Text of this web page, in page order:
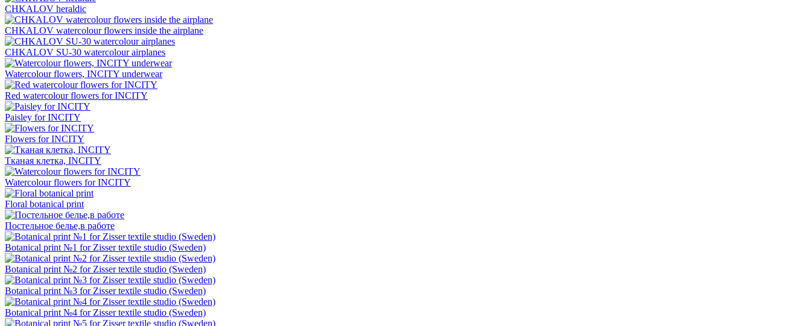
CHKALOV heraldic
CHKALOV watercolour flowers inside the airplane
CHKALOV SU-30 watercolour airplanes
Watercolour flowers, INCITY underwear
Red watercolour flowers for INCITY
Paisley for INCITY
Flowers for INCITY
Тканая клетка, INCITY
Watercolour flowers for INCITY
Floral botanical print
Постельное белье,в работе
Botanical print №1 for Zisser textile studio (Sweden)
Botanical print №2 for Zisser textile studio (Sweden)
Botanical print №3 for Zisser textile studio (Sweden)
Botanical print №4 for Zisser textile studio (Sweden)